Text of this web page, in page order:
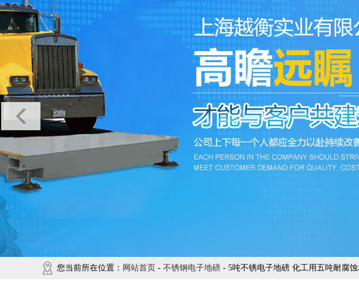
您当前所在位置： 网站首页 - 不锈钢电子地磅 - 5吨不锈电子地磅 化工用五吨耐腐